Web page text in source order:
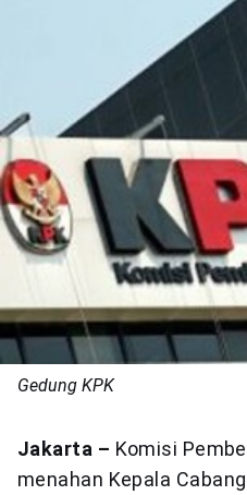
Gedung KPK
Jakarta – Komisi
menahan Kepala